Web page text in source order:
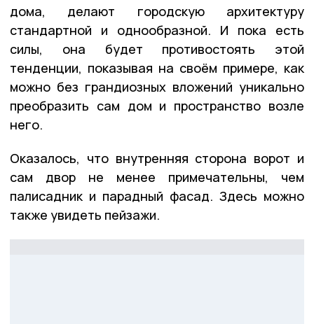
дома, делают городскую архитектуру
стандартной и однообразной. И пока есть
силы, она будет противостоять этой
тенденции, показывая на своём примере, как
можно без грандиозных вложений уникально
преобразить сам дом и пространство возле
него.
Оказалось, что внутренняя сторона ворот и
сам двор не менее примечательны, чем
палисадник и парадный фасад. Здесь можно
также увидеть пейзажи.